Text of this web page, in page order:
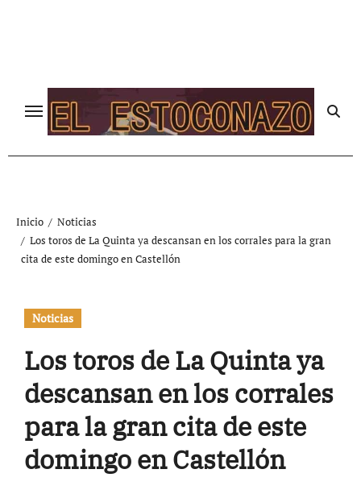
Inicio
Noticias
Los toros de La Quinta ya descansan en los corrales para la gran
cita de este domingo en Castellón
Noticias
Los toros de La Quinta ya
descansan en los corrales
para la gran cita de este
domingo en Castellón